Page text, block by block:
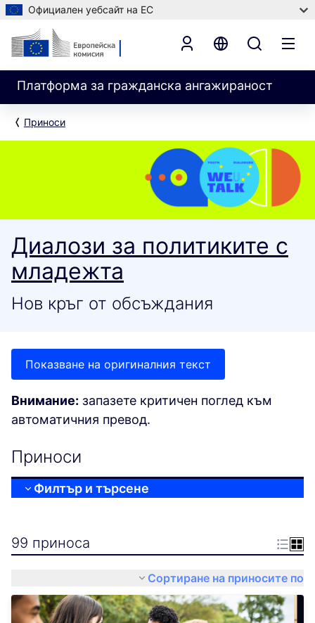
Официален уебсайт на ЕС
Платформа за гражданска ангажираност
Приноси
Диалози за политиките с
младежта
Нов кръг от обсъждания
Показване на оригиналния текст
Внимание: запазете критичен поглед към
автоматичния превод.
Приноси
Филтър и търсене
99 приноса
Сортиране на приносите по